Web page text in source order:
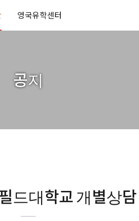
영국유학센터
공지
드대학교 개별상담